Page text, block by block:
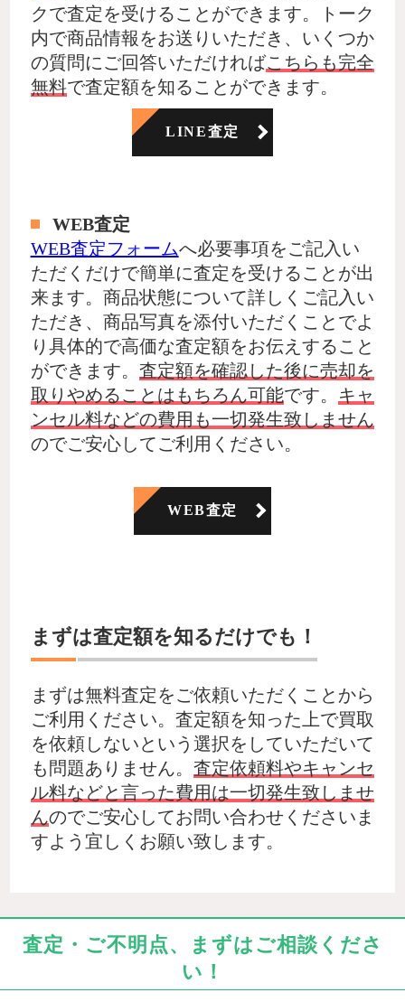
クで査定を受けることができます。トーク
内で商品情報をお送りいただき、いくつか
の質問にご回答いただければこちらも完全
無料で査定額を知ることができます。
LINE査定
WEB査定
WEB査定フォームへ必要事項をご記入い
ただくだけで簡単に査定を受けることが出
来ます。商品状態について詳しくご記入い
ただき、商品写真を添付いただくことでよ
り具体的で高価な査定額をお伝えすること
ができます。 査定額を確認した後に売却を
取りやめることはもちろん可能です。
キャ
ンセル料などの費用も一切発生致しません
のでご安心してご利用ください。
WEB査定
まずは査定額を知るだけでも！
まずは無料査定をご依頼いただくことから
ご利用ください。査定額を知った上で買取
を依頼しないという選択をしていただいて
も問題ありません。 査定依頼料やキャンセ
ル料などと言った費用は一切発生致しませ
んのでご安心してお問い合わせくださいま
すよう宜しくお願い致します。
査定・ご不明点、まずはご相談くださ
い！